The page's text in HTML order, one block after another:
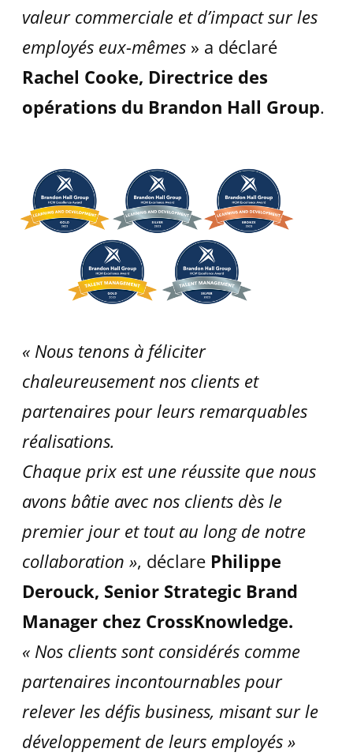
valeur commerciale et d’impact sur les
employés eux-mêmes » a déclaré
Rachel Cooke, Directrice des
opérations du Brandon Hall Group.
« Nous tenons à féliciter
chaleureusement nos clients et
partenaires pour leurs remarquables
réalisations.
Chaque prix est une réussite que nous
avons bâtie avec nos clients dès le
premier jour et tout au long de notre
collaboration », déclare Philippe
Derouck, Senior Strategic Brand
Manager chez CrossKnowledge.
« Nos clients sont considérés comme
partenaires incontournables pour
relever les défis business, misant sur le
développement de leurs employés »